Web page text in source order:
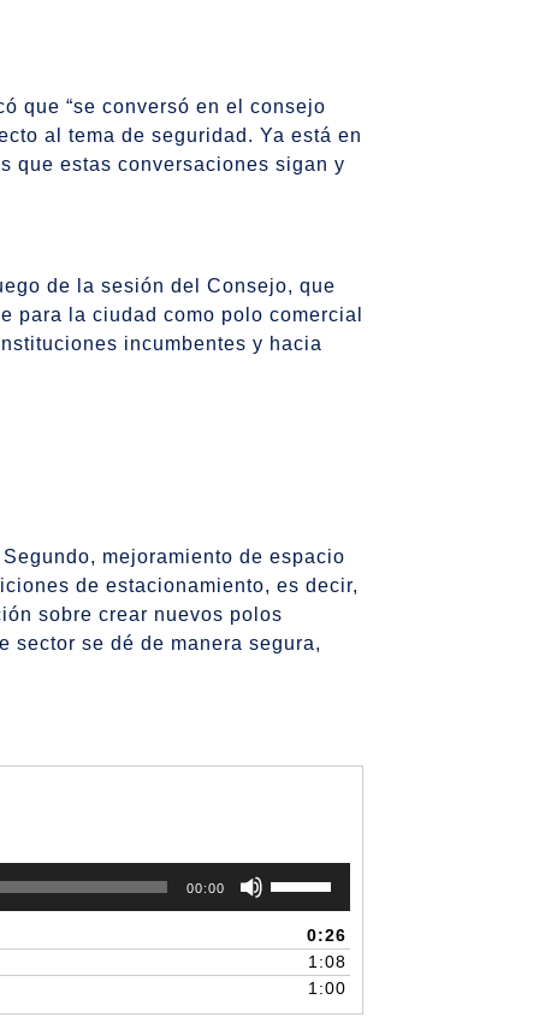
que “se conversó en el consejo
al tema de seguridad. Ya está en
que estas conversaciones sigan y
de la sesión del Consejo, que
para la ciudad como polo comercial
incumbentes y hacia
mejoramiento de espacio
de estacionamiento, es decir,
sobre crear nuevos polos
sector se dé de manera segura,
00:00
de
flecha
arriba/abajo
0:26
1:08
1:00